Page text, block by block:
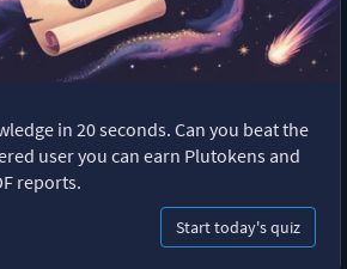
in 20 seconds. Can you beat the
user you can earn Plutokens and
reports.
Start today's quiz